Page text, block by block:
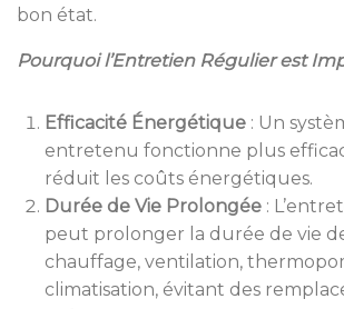
bon état.
Pourquoi l’Entretien Régulier est
Efficacité Énergétique : Un
entretenu fonctionne plus
réduit les coûts énergétiques.
Durée de Vie Prolongée :
peut prolonger la durée de vie
chauffage, ventilation,
climatisation, évitant des